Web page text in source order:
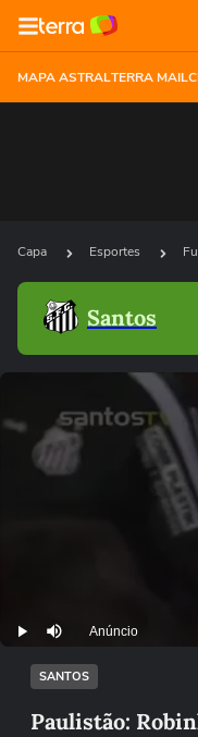
MAPA ASTRALTERRA MAIL
Capa Esportes
Santos
Play Mutar Anúncio
SANTOS
Paulistão: